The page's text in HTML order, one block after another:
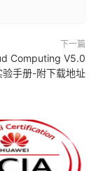
下一篇
Computing V5.0
验手册-附下载地址